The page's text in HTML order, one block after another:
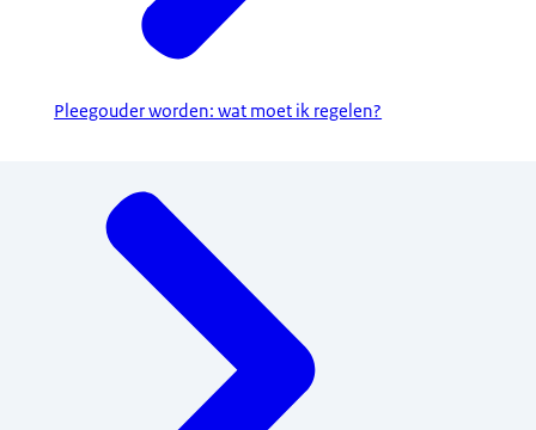
Pleegouder worden: wat moet ik regelen?